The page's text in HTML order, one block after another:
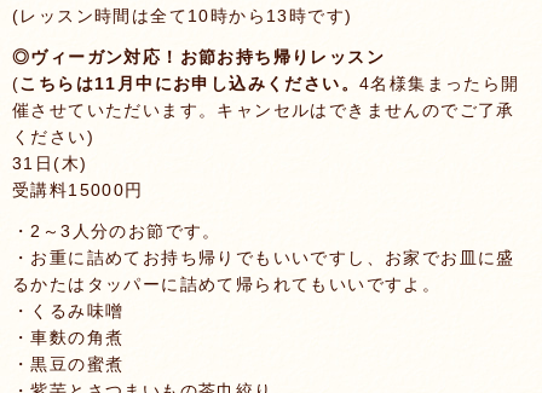
(レッスン時間は全て10時から13時です)
◎ヴィーガン対応！お節お持ち帰りレッスン
(こちらは11月中にお申し込みください。4名様集まったら開
催させていただいます。キャンセルはできませんのでご了承
ください)
31日(木)
受講料15000円
・2～3人分のお節です。
・お重に詰めてお持ち帰りでもいいですし、お家でお皿に盛
るかたはタッパーに詰めて帰られてもいいですよ。
・くるみ味噌
・車麩の角煮
・黒豆の蜜煮